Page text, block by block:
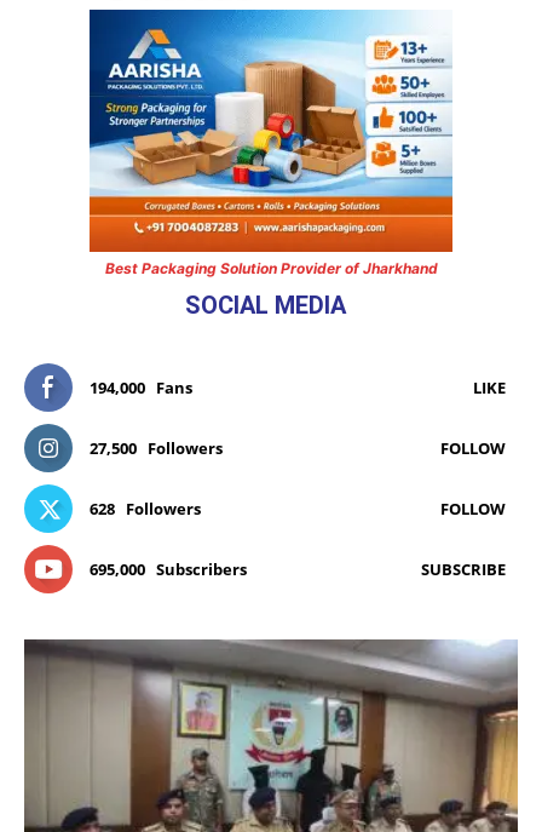
Best Packaging Solution Provider of Jharkhand
SOCIAL MEDIA
194,000 Fans LIKE
27,500 Followers FOLLOW
628 Followers FOLLOW
695,000 Subscribers SUBSCRIBE